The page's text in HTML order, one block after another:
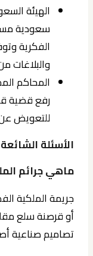
الهيئة
سعودية
الفكرية
والبلاغات
المحاكم
رفع قضية
للتعويض عن
الأسئلة الشائعة
ماهي جرائم
جريمة الملكية
أو قرصنة سلع
تصاميم صناعية